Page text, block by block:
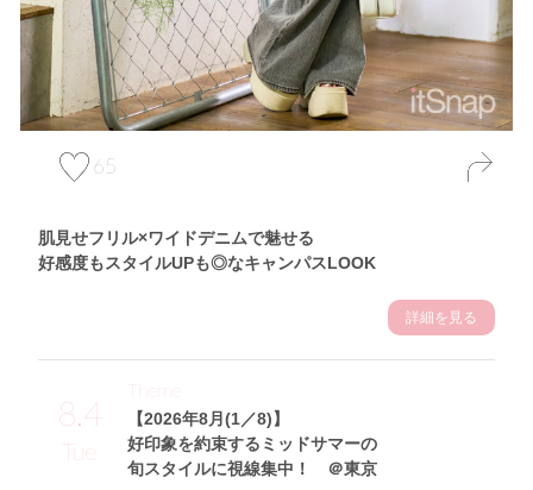
65
肌見せフリル×ワイドデニムで魅せる
好感度もスタイルUPも◎なキャンパスLOOK
詳細を見る
8.4
Tue
【2026年8月(1／8)】
好印象を約束するミッドサマーの
旬スタイルに視線集中！ ＠東京
Theme